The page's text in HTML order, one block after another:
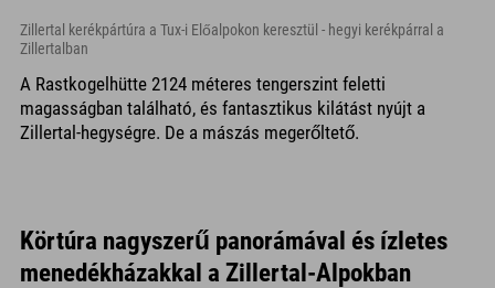
Zillertal kerékpártúra a Tux-i Előalpokon keresztül - hegyi kerékpárral a
Zillertalban
A Rastkogelhütte 2124 méteres tengerszint feletti
magasságban található, és fantasztikus kilátást nyújt a
Zillertal-hegységre. De a mászás megerőltető.
Körtúra nagyszerű panorámával és ízletes
menedékházakkal a Zillertal-Alpokban